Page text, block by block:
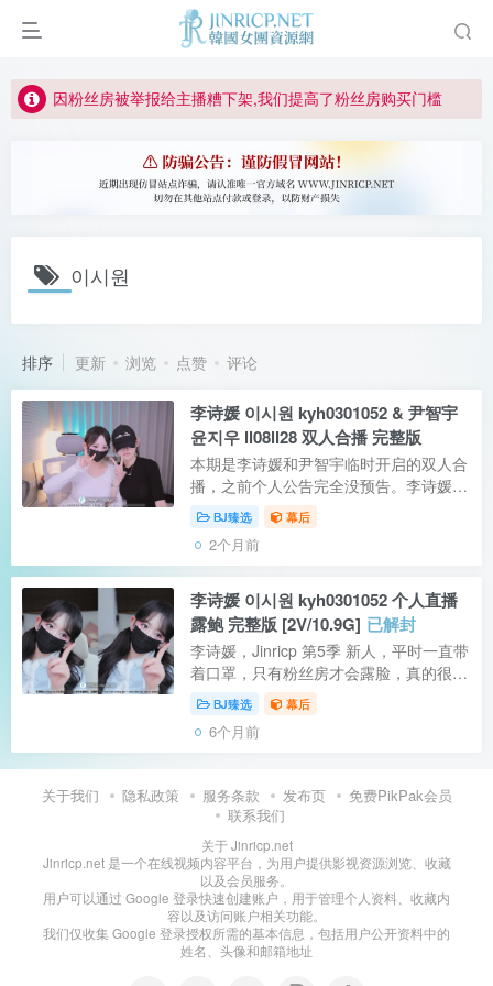
如何获得 Jinricp.net 网站邀请码
因粉丝房被举报给主播糟下架,我们提高了粉丝房购买门槛
所有ED2K链接仅支持115网盘/PikPak网盘，其它网盘均不支持
关于 PikPak 下播放视频呈现 “一条线” 的问题报告
如何获得 Jinricp.net 网站邀请码
이시원
排序 更新 浏览 点赞 评论
李诗媛 이시원 kyh0301052 & 尹智宇
윤지우 ll08ll28 双人合播 完整版
本期是李诗媛和尹智宇临时开启的双人合
播，之前个人公告完全没预告。李诗媛中
途有事先走了，后面就由尹智宇在她直播
间继续播到结束。二人合播非常轻松愉
快，不像莱娜和智林那种风格，没有争第
一...
BJ臻选 幕后
2个月前
李诗媛 이시원 kyh0301052 个人直播
露鲍 完整版 [2V/10.9G] 已解封
李诗媛，Jinricp 第5季 新人，平时一直带
着口罩，只有粉丝房才会露脸，真的很美
哦……我们之前说过隔着内裤也能感受到
她那片肥肥的鲍鲍～～果然啊……不负众
望！2025年最后一天个人直播时故意漏...
BJ臻选 幕后
6个月前
关于我们 隐私政策 服务条款 发布页
免费PikPak会员
联系我们
关于 Jinricp.net
Jinricp.net 是一个在线视频内容平台，为用户提供影视资源浏览、收藏
以及会员服务。
用户可以通过 Google 登录快速创建账户，用于管理个人资料、收藏内
容以及访问账户相关功能。
我们仅收集 Google 登录授权所需的基本信息，包括用户公开资料中的
姓名、头像和邮箱地址